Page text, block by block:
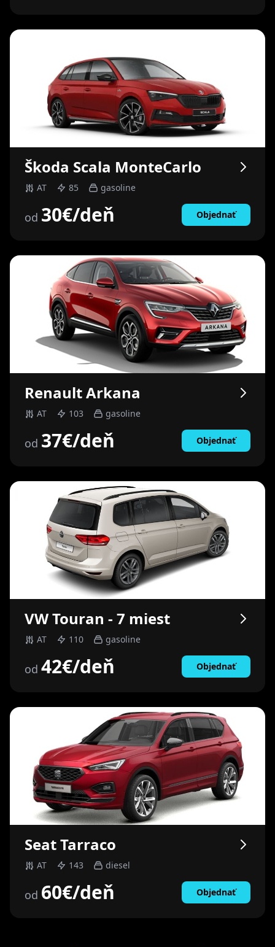
Škoda Scala MonteCarlo
AT 85 gasoline
od 30€/deň Objednať
RenaultArkana
AT 103 gasoline
od 37€/deň Objednať
VWTouran - 7 miest
AT 110 gasoline
od 42€/deň Objednať
SeatTarraco
AT 143 diesel
od 60€/deň Objednať